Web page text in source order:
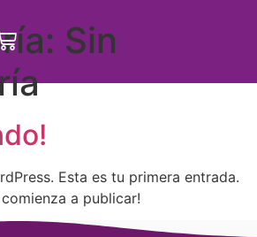
Sin
Esta es tu primera entrada.
a publicar!